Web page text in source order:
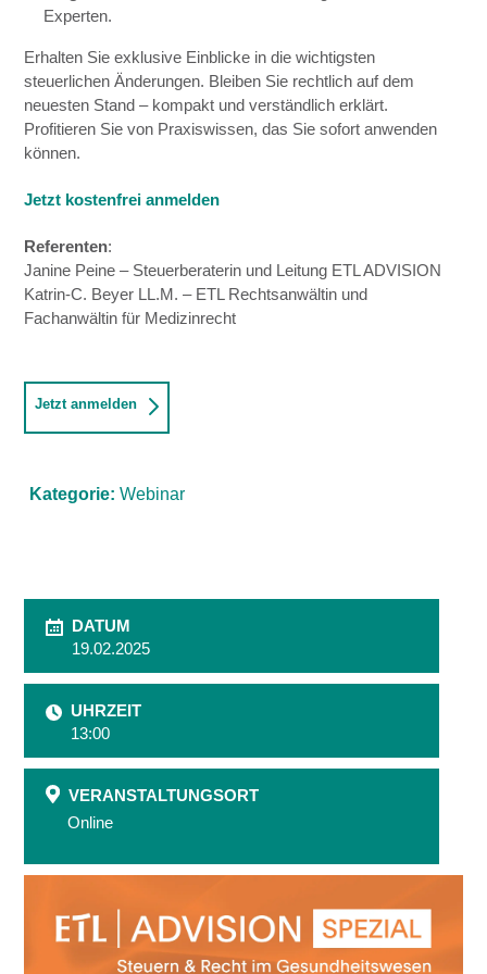
Experten.
Erhalten Sie exklusive Einblicke in die wichtigsten
steuerlichen Änderungen. Bleiben Sie rechtlich auf dem
neuesten Stand – kompakt und verständlich erklärt.
Profitieren Sie von Praxiswissen, das Sie sofort anwenden
können.
Jetzt kostenfrei anmelden
Referenten:
Janine Peine – Steuerberaterin und Leitung ETL ADVISION
Katrin-C. Beyer LL.M. – ETL Rechtsanwältin und
Fachanwältin für Medizinrecht
Jetzt anmelden
Kategorie: Webinar
DATUM
19.02.2025
UHRZEIT
13:00
VERANSTALTUNGSORT
Online